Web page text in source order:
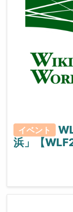
イベント
浜」【